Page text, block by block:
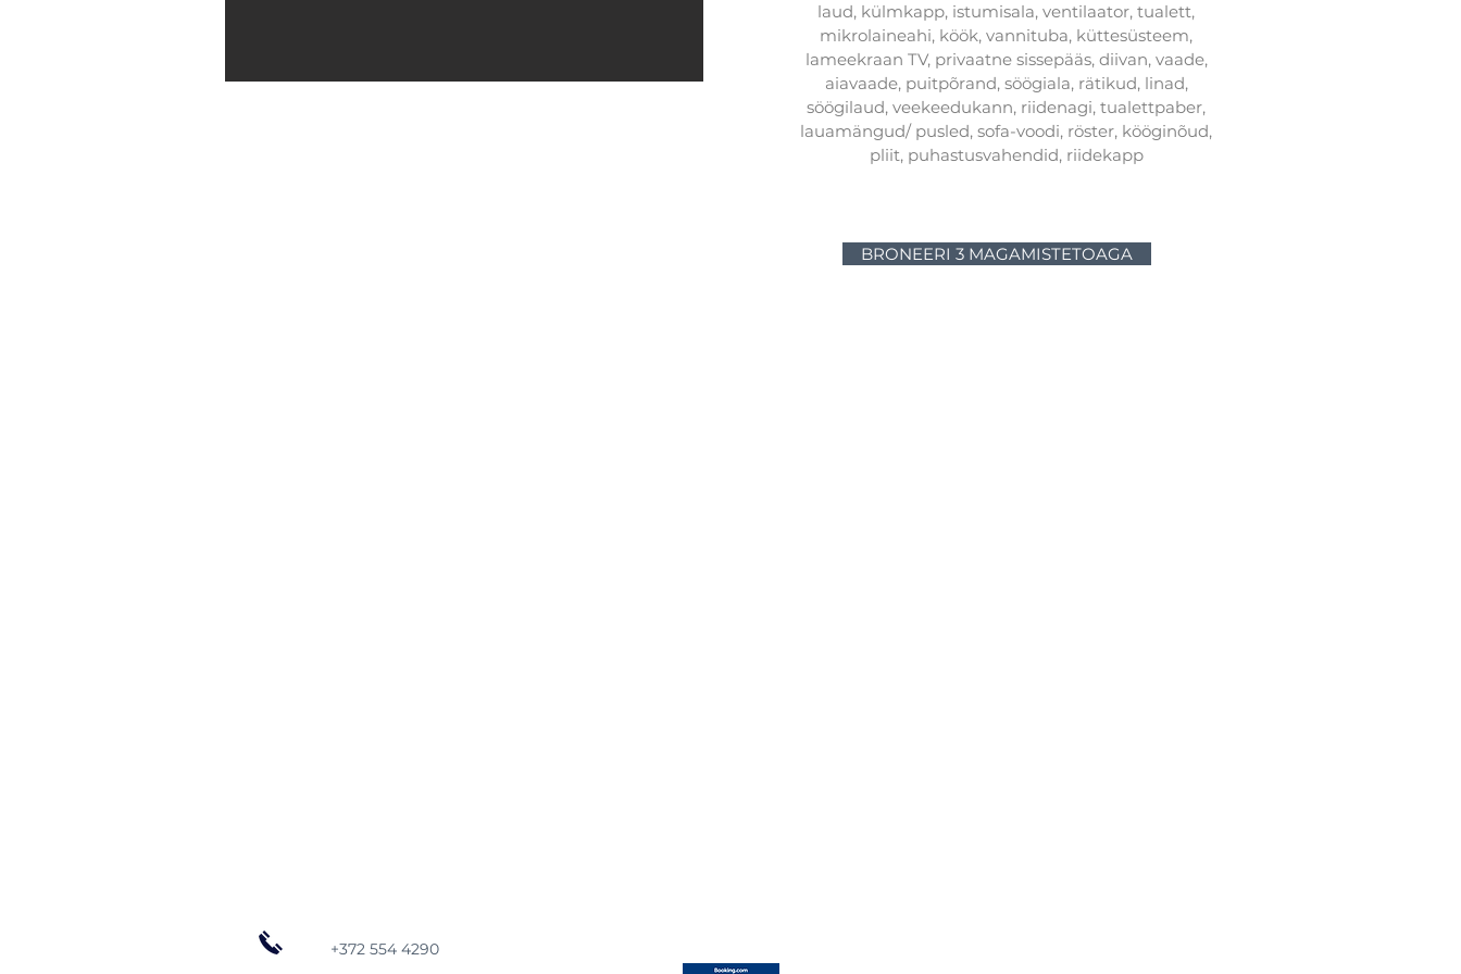
laud, külmkapp, istumisala, ventilaator, tualett,
mikrolaineahi, köök, vannituba, küttesüsteem,
lameekraan TV, privaatne sissepääs, diivan, vaade,
aiavaade, puitpõrand, söögiala, rätikud, linad,
söögilaud, veekeedukann, riidenagi, tualettpaber,
lauamängud/ pusled, sofa-voodi, röster, kööginõud,
pliit, puhastusvahendid, riidekapp
BRONEERI 3 MAGAMISTETOAGA
+372 554 4290